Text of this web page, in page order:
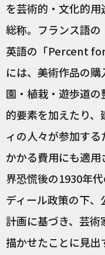
を芸術的・文化的
総称。フランス語
英語の「Percent
には、美術作品の
園・植栽・遊歩道
的要素を加えたり
ィの人々が参加す
かかる費用にも適
界恐慌後の1930年
ディール政策の下
計画に基づき、芸術
描かせたことに見